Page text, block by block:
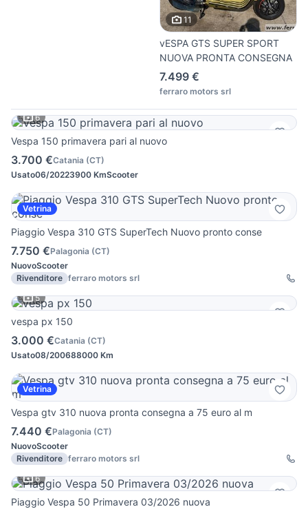
11
vESPA GTS SUPER SPORT
NUOVA PRONTA CONSEGNA
7.499 €
ferraro motors srl
6
Vespa 150 primavera pari al nuovo
3.700 €Catania (CT)
Usato06/20223900 KmScooter
Vetrina
Piaggio Vespa 310 GTS SuperTech Nuovo pronto conse
7.750 €Palagonia (CT)
NuovoScooter
Rivenditore ferraro motors srl
5
vespa px 150
3.000 €Catania (CT)
Usato08/200688000 Km
Vetrina
Vespa gtv 310 nuova pronta consegna a 75 euro al m
7.440 €Palagonia (CT)
NuovoScooter
Rivenditore ferraro motors srl
6
Piaggio Vespa 50 Primavera 03/2026 nuova